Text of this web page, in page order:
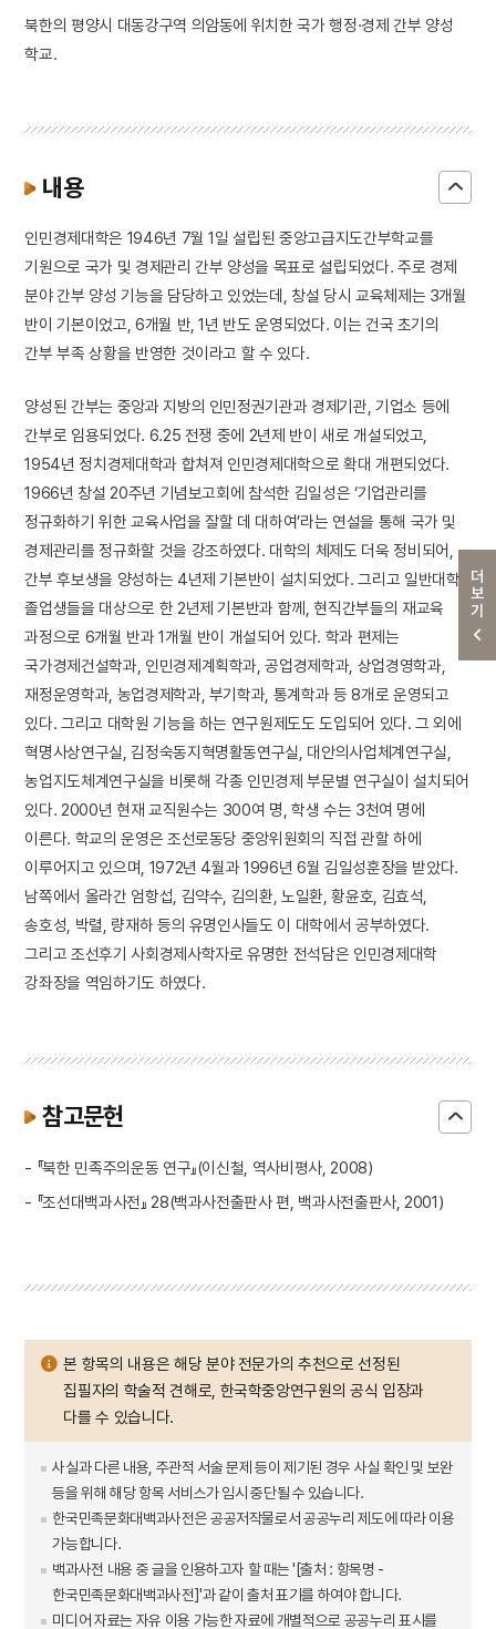
더보기
북한의 평양시 대동강구역 의암동에 위치한 국가 행정·경제 간부 양성
학교.
내용
인민경제대학은 1946년 7월 1일 설립된 중앙고급지도간부학교를
기원으로 국가 및 경제관리 간부 양성을 목표로 설립되었다. 주로 경제
분야 간부 양성 기능을 담당하고 있었는데, 창설 당시 교육체제는 3개월
반이 기본이었고, 6개월 반, 1년 반도 운영되었다. 이는 건국 초기의
간부 부족 상황을 반영한 것이라고 할 수 있다.
양성된 간부는 중앙과 지방의 인민정권기관과 경제기관, 기업소 등에
간부로 임용되었다. 6․25 전쟁 중에 2년제 반이 새로 개설되었고,
1954년 정치경제대학과 합쳐져 인민경제대학으로 확대 개편되었다.
1966년 창설 20주년 기념보고회에 참석한 김일성은 ‘기업관리를
정규화하기 위한 교육사업을 잘할 데 대하여’라는 연설을 통해 국가 및
경제관리를 정규화할 것을 강조하였다. 대학의 체제도 더욱 정비되어,
간부 후보생을 양성하는 4년제 기본반이 설치되었다. 그리고 일반대학
졸업생들을 대상으로 한 2년제 기본반과 함께, 현직간부들의 재교육
과정으로 6개월 반과 1개월 반이 개설되어 있다. 학과 편제는
국가경제건설학과, 인민경제계획학과, 공업경제학과, 상업경영학과,
재정운영학과, 농업경제학과, 부기학과, 통계학과 등 8개로 운영되고
있다. 그리고 대학원 기능을 하는 연구원제도도 도입되어 있다. 그 외에
혁명사상연구실, 김정숙동지혁명활동연구실, 대안의사업체계연구실,
농업지도체계연구실을 비롯해 각종 인민경제 부문별 연구실이 설치되어
있다. 2000년 현재 교직원수는 300여 명, 학생 수는 3천여 명에
이른다. 학교의 운영은 조선로동당 중앙위원회의 직접 관할 하에
이루어지고 있으며, 1972년 4월과 1996년 6월 김일성훈장을 받았다.
남쪽에서 올라간 엄항섭, 김약수, 김의환, 노일환, 황윤호, 김효석,
송호성, 박렬, 량재하 등의 유명인사들도 이 대학에서 공부하였다.
그리고 조선후기 사회경제사학자로 유명한 전석담은 인민경제대학
강좌장을 역임하기도 하였다.
참고문헌
- 『북한 민족주의운동 연구』(이신철, 역사비평사, 2008)
- 『조선대백과사전』 28(백과사전출판사 편, 백과사전출판사, 2001)
본 항목의 내용은 해당 분야 전문가의 추천으로 선정된
집필자의 학술적 견해로, 한국학중앙연구원의 공식 입장과
다를 수 있습니다.
사실과 다른 내용, 주관적 서술 문제 등이 제기된 경우 사실 확인 및 보완
등을 위해 해당 항목 서비스가 임시 중단될 수 있습니다.
한국민족문화대백과사전은 공공저작물로서 공공누리 제도에 따라 이용
가능합니다.
백과사전 내용 중 글을 인용하고자 할 때는 '[출처 : 항목명 -
한국민족문화대백과사전]'과 같이 출처 표기를 하여야 합니다.
미디어 자료는 자유 이용 가능한 자료에 개별적으로 공공누리 표시를